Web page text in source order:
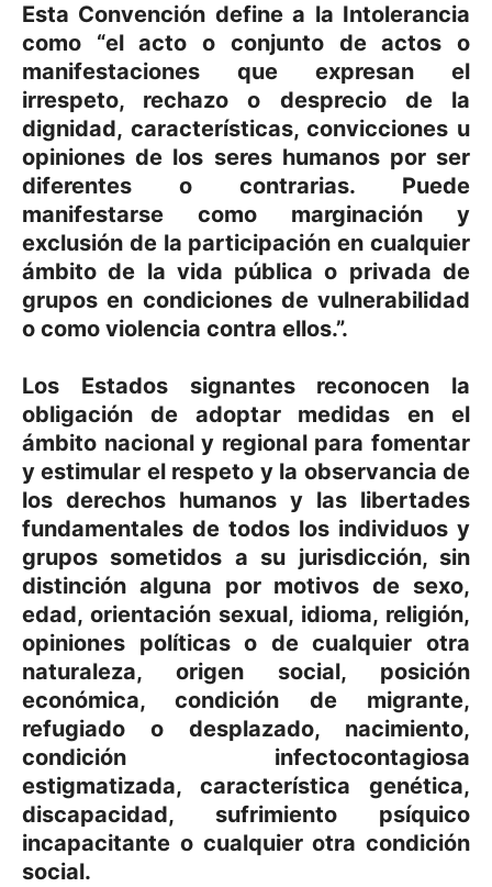
Esta Convención define a la Intolerancia
como “el acto o conjunto de actos o
manifestaciones que expresan el
irrespeto, rechazo o desprecio de la
dignidad, características, convicciones u
opiniones de los seres humanos por ser
diferentes o contrarias. Puede
manifestarse como marginación y
exclusión de la participación en cualquier
ámbito de la vida pública o privada de
grupos en condiciones de vulnerabilidad
o como violencia contra ellos.”.
Los Estados signantes reconocen la
obligación de adoptar medidas en el
ámbito nacional y regional para fomentar
y estimular el respeto y la observancia de
los derechos humanos y las libertades
fundamentales de todos los individuos y
grupos sometidos a su jurisdicción, sin
distinción alguna por motivos de sexo,
edad, orientación sexual, idioma, religión,
opiniones políticas o de cualquier otra
naturaleza, origen social, posición
económica, condición de migrante,
refugiado o desplazado, nacimiento,
condición infectocontagiosa
estigmatizada, característica genética,
discapacidad, sufrimiento psíquico
incapacitante o cualquier otra condición
social.